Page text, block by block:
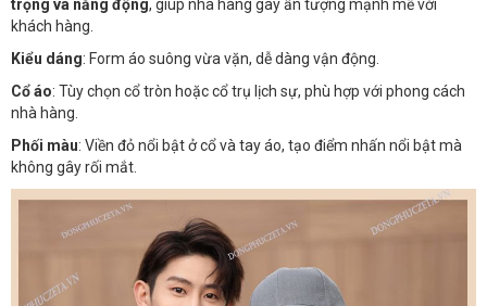
trọng và năng động, giúp nhà hàng gây ấn tượng mạnh mẽ với
khách hàng.
Kiểu dáng: Form áo suông vừa vặn, dễ dàng vận động.
Cổ áo: Tùy chọn cổ tròn hoặc cổ trụ lịch sự, phù hợp với phong cách
nhà hàng.
Phối màu: Viền đỏ nổi bật ở cổ và tay áo, tạo điểm nhấn nổi bật mà
không gây rối mắt.